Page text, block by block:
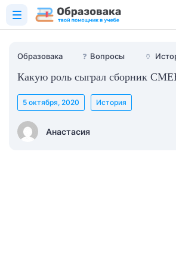
Образовака ❓ Вопросы 🏺
Какую роль сыграл сборник
Анастасия
5 октября, 2020 История